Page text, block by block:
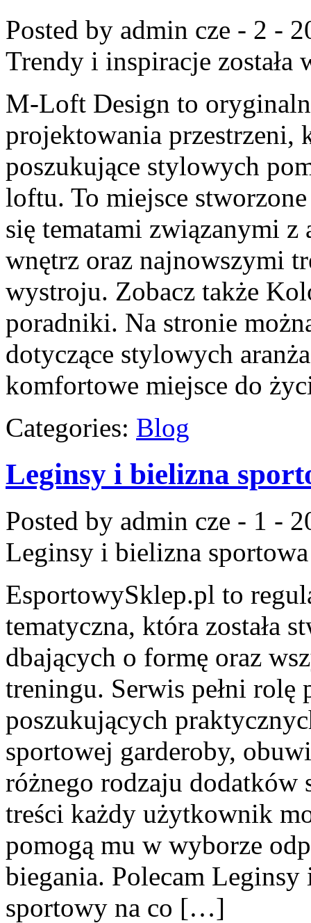
Posted by admin cze - 2 -
Trendy i inspiracje została
M-Loft Design to
projektowania przestrzeni,
poszukujące stylowych
loftu. To miejsce
się tematami związanymi z
wnętrz oraz najnowszymi
wystroju. Zobacz także
poradniki. Na stronie
dotyczące stylowych
komfortowe miejsce do
Categories: Blog
Leginsy i bielizna
Posted by admin cze - 1 -
Leginsy i bielizna sportowa
EsportowySklep.pl to
tematyczna, która została
dbających o formę oraz
treningu. Serwis pełni rolę
poszukujących
sportowej garderoby,
różnego rodzaju
treści każdy użytkownik
pomogą mu w wyborze
biegania. Polecam
sportowy na co […]